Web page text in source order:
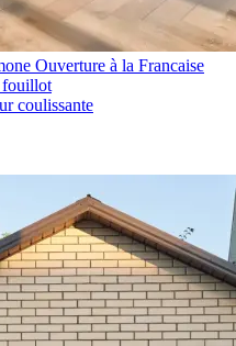
Crémone Ouverture à la Francaise
fouillot
coulissante